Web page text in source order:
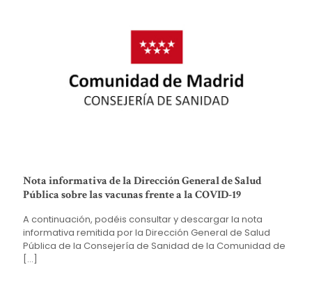
Nota informativa de la Dirección General de Salud
Pública sobre las vacunas frente a la COVID-19
A continuación, podéis consultar y descargar la nota
informativa remitida por la Dirección General de Salud
Pública de la Consejería de Sanidad de la Comunidad de
[…]